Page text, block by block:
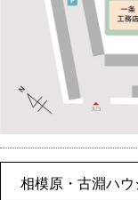
相模原・古淵ハ